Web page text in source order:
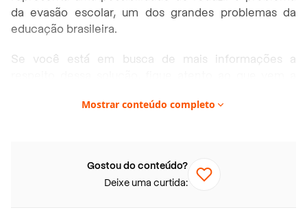
da evasão escolar, um dos grandes problemas da
educação brasileira.
Se você está em busca de mais informações a
e o seu funcionamento.
Como funciona o supletivo a distância?
Mostrar conteúdo completo
Gostou do conteúdo?
Deixe uma curtida: